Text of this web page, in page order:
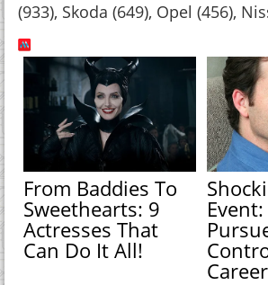
(933), Skoda (649), Opel (456),
From Baddies To
Sweethearts: 9
Actresses That
Can Do It All!